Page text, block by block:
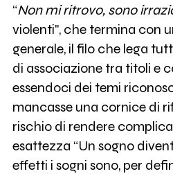
“Non mi ritrovo, sono
violenti", che termina con
generale, il filo che lega
di associazione tra titoli e
essendoci dei temi
mancasse una cornice di
rischio di rendere
esattezza “Un sogno
effetti i sogni sono, per